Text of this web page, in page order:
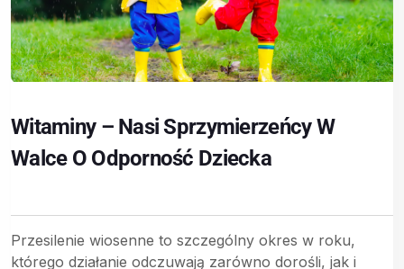
Witaminy – Nasi Sprzymierzeńcy W
Walce O Odporność Dziecka
Przesilenie wiosenne to szczególny okres w roku,
którego działanie odczuwają zarówno dorośli, jak i